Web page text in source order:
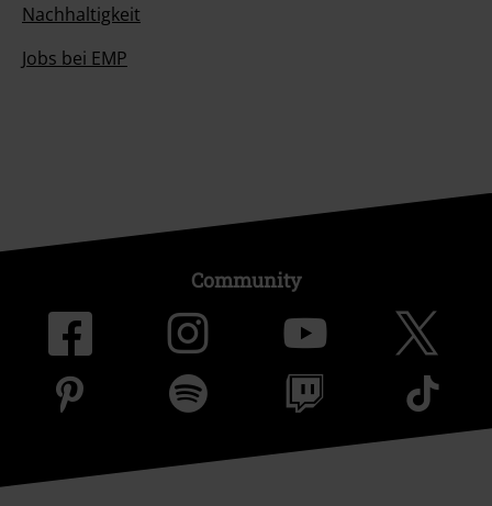
Nachhaltigkeit
Jobs bei EMP
Community